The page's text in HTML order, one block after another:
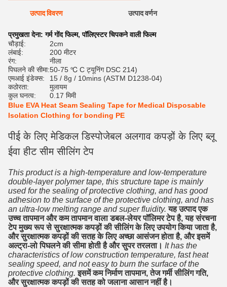
उत्पाद विवरण उत्पाद वर्णन
प्रमुखता देना:गर्म गोंद फिल्म,पॉलिएस्टर चिपकने वाली फिल्म
चौड़ाई:
2cm
लंबाई:
200 मीटर
रंग:
नीला
पिघलने की सीमा:50-75 ℃ C ट्यूनिंग DSC 214)
एमआई इंडेक्स:
15 / 8g / 10mins (ASTM D1238-04)
कठोरता:
मुलायम
कुल घनत्व:
0.17 मिमी
Blue EVA Heat Seam Sealing Tape for Medical Disposable
Isolation Clothing for bonding PE
पीई के लिए मेडिकल डिस्पोजेबल अलगाव कपड़ों के लिए ब्लू
ईवा हीट सीम सीलिंग टेप
This product is a high-temperature and low-temperature
double-layer polymer tape, this structure tape is mainly
used for the sealing of protective clothing, and has good
adhesion to the surface of the protective clothing, and has
an ultra-low melting range and super fluidity. यह उत्पाद एक
उच्च तापमान और कम तापमान वाला डबल-लेयर पॉलिमर टेप है, यह संरचना
टेप मुख्य रूप से सुरक्षात्मक कपड़ों की सीलिंग के लिए उपयोग किया जाता है,
और सुरक्षात्मक कपड़ों की सतह के लिए अच्छा आसंजन होता है, और इसमें
अल्ट्रा-लो पिघलने की सीमा होती है और सुपर तरलता। It has the
characteristics of low construction temperature, fast heat
sealing speed, and not easy to burn the surface of the
protective clothing. इसमें कम निर्माण तापमान, तेज गर्मी सीलिंग गति,
और सुरक्षात्मक कपड़ों की सतह को जलाना आसान नहीं है।